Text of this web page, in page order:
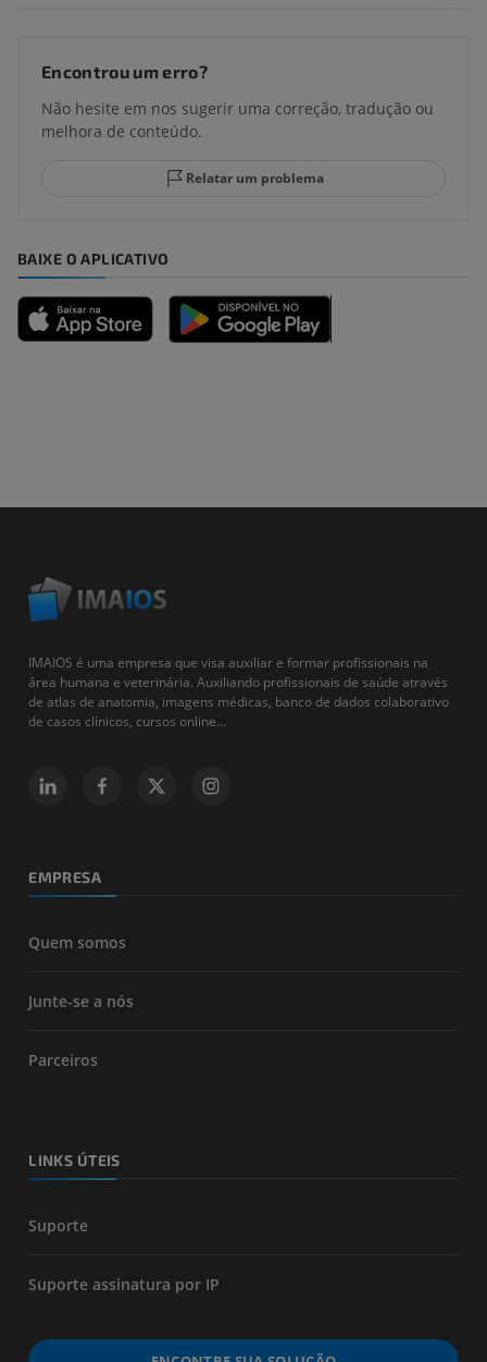
Encontrou um erro?
Não hesite em nos sugerir uma correção, tradução ou
melhora de conteúdo.
Relatar um problema
BAIXE O APLICATIVO
IMAIOS é uma empresa que visa auxiliar e formar profissionais na
área humana e veterinária. Auxiliando profissionais de saúde através
de atlas de anatomia, imagens médicas, banco de dados colaborativo
de casos clínicos, cursos online...
EMPRESA
Quem somos
Junte-se a nós
Parceiros
LINKS ÚTEIS
Suporte
Suporte assinatura por IP